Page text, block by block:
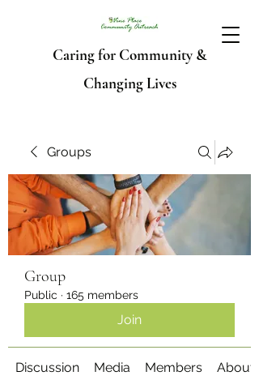
Caring for Community &
Changing Lives
Groups
Group
Public · 165 members
Join
Discussion Media Members About